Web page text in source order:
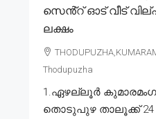
സെൻ്റ് ഓട് വീട്
ലക്ഷം
Thodupuzha
1.ഏഴല്ലൂർ
തൊടുപുഴ താലൂക്ക് 24